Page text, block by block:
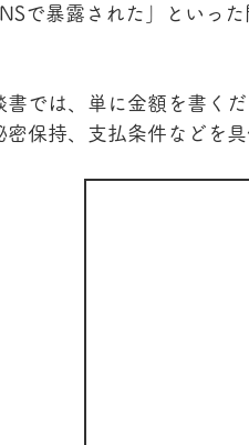
で暴露された」といっ
書では、単に金額を書く
密保持、支払条件などを